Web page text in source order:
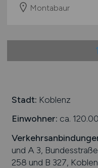
Montabaur
Stadt: Koblenz
Einwohner: ca.
und A 3,
258 und B 327,